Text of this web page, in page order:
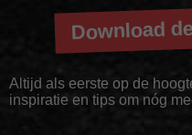
Download
Altijd als eerste op de
inspiratie en tips om nóg